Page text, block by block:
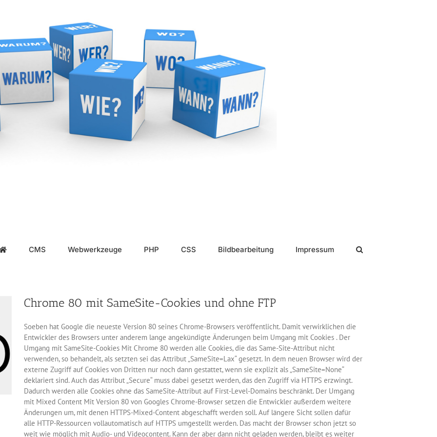
CMS Webwerkzeuge PHP CSS Bildbearbeitung Impressum
Chrome 80 mit SameSite-Cookies und ohne FTP
Soeben hat Google die neueste Version 80 seines Chrome-Browsers veröffentlicht. Damit verwirklichen die
Entwickler des Browsers unter anderem lange angekündigte Änderungen beim Umgang mit Cookies . Der
Umgang mit SameSite-Cookies Mit Chrome 80 werden alle Cookies, die das Same-Site-Attribut nicht
verwenden, so behandelt, als setzten sei das Attribut „SameSite=Lax“ gesetzt. In dem neuen Browser wird der
externe Zugriff auf Cookies von Dritten nur noch dann gestattet, wenn sie explizit als „SameSite=None“
deklariert sind. Auch das Attribut „Secure“ muss dabei gesetzt werden, das den Zugriff via HTTPS erzwingt.
Dadurch werden alle Cookies ohne das SameSite-Attribut auf First-Level-Domains beschränkt. Der Umgang
mit Mixed Content Mit Version 80 von Googles Chrome-Browser setzen die Entwickler außerdem weitere
Änderungen um, mit denen HTTPS-Mixed-Content abgeschafft werden soll. Auf längere Sicht sollen dafür
alle HTTP-Ressourcen vollautomatisch auf HTTPS umgestellt werden. Das macht der Browser schon jetzt so
weit wie möglich mit Audio- und Videocontent. Kann der aber dann nicht geladen werden, bleibt es weiter